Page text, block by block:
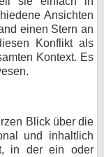
Ansichten
einen Stern an
Konflikt als
Kontext. Es
Blick über die
und inhaltlich
in der ein oder